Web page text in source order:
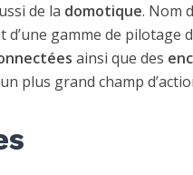
de la domotique. Nom
d’une gamme de pilotage
ainsi que des
plus grand champ